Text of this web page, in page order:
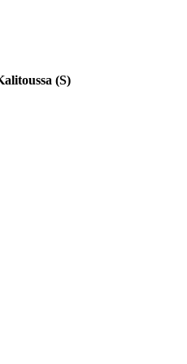
(S)